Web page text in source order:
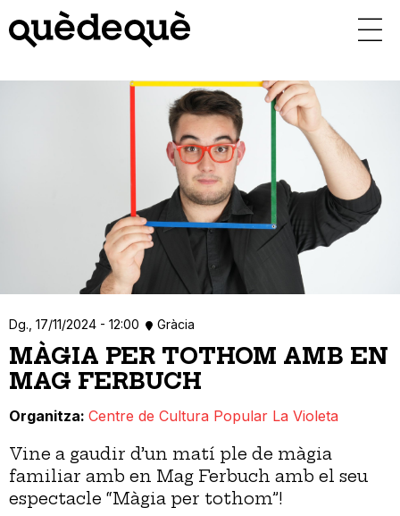
contingut
Dg., 17/11/2024 - 12:00 Gràcia
MÀGIA PER TOTHOM AMB EN
MAG FERBUCH
Organitza Centre de Cultura Popular La Violeta
Vine a gaudir d’un matí ple de màgia
familiar amb en Mag Ferbuch amb el seu
espectacle “Màgia per tothom”!